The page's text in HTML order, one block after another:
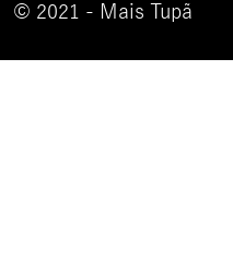
© 2021 - Mais Tupã